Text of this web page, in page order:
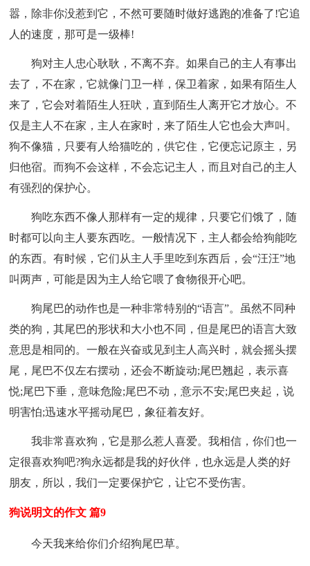
嚣，除非你没惹到它，不然可要随时做好逃跑的准备了!它追
人的速度，那可是一级棒!
狗对主人忠心耿耿，不离不弃。如果自己的主人有事出
去了，不在家，它就像门卫一样，保卫着家，如果有陌生人
来了，它会对着陌生人狂吠，直到陌生人离开它才放心。不
仅是主人不在家，主人在家时，来了陌生人它也会大声叫。
狗不像猫，只要有人给猫吃的，供它住，它便忘记原主，另
归他宿。而狗不会这样，不会忘记主人，而且对自己的主人
有强烈的保护心。
狗吃东西不像人那样有一定的规律，只要它们饿了，随
时都可以向主人要东西吃。一般情况下，主人都会给狗能吃
的东西。有时候，它们从主人手里吃到东西后，会“汪汪”地
叫两声，可能是因为主人给它喂了食物很开心吧。
狗尾巴的动作也是一种非常特别的“语言”。虽然不同种
类的狗，其尾巴的形状和大小也不同，但是尾巴的语言大致
意思是相同的。一般在兴奋或见到主人高兴时，就会摇头摆
尾，尾巴不仅左右摆动，还会不断旋动;尾巴翘起，表示喜
悦;尾巴下垂，意味危险;尾巴不动，意示不安;尾巴夹起，说
明害怕;迅速水平摇动尾巴，象征着友好。
我非常喜欢狗，它是那么惹人喜爱。我相信，你们也一
定很喜欢狗吧?狗永远都是我的好伙伴，也永远是人类的好
朋友，所以，我们一定要保护它，让它不受伤害。
狗说明文的作文 篇9
今天我来给你们介绍狗尾巴草。